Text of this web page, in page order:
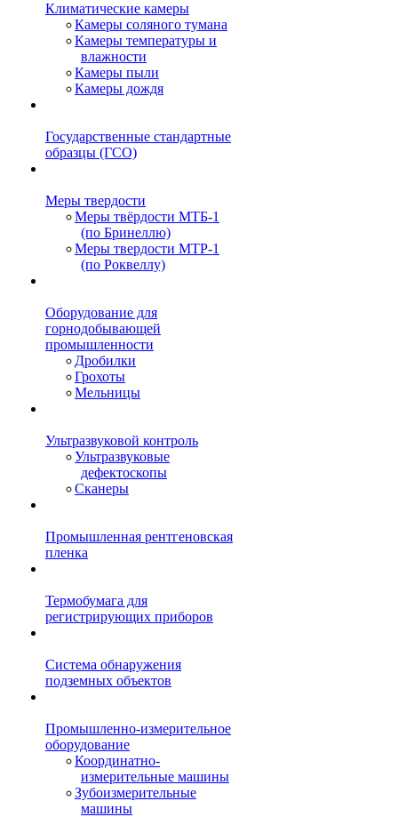
Климатические камеры
Камеры соляного тумана
Камеры температуры и
влажности
Камеры пыли
Камеры дождя
Государственные стандартные
образцы (ГСО)
Меры твердости
Меры твёрдости МТБ-1
(по Бринеллю)
Меры твердости МТР-1
(по Роквеллу)
Оборудование для
горнодобывающей
промышленности
Дробилки
Грохоты
Мельницы
Ультразвуковой контроль
Ультразвуковые
дефектоскопы
Сканеры
Промышленная рентгеновская
пленка
Термобумага для
регистрирующих приборов
Система обнаружения
подземных объектов
Промышленно-измерительное
оборудование
Координатно-
измерительные машины
Зубоизмерительные
машины